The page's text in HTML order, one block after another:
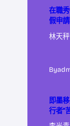
在職
假申
林天
By
即墨
行者”